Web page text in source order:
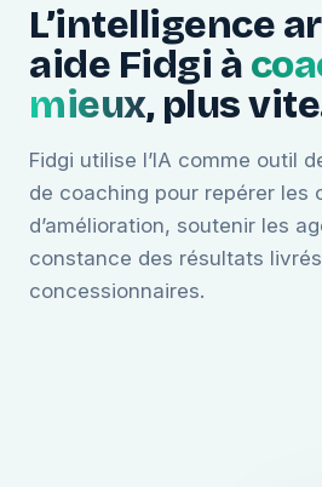
L’intelligence
aide Fidgi à
mieux, plus
Fidgi utilise l’IA comme outil
de coaching pour repérer les
d’amélioration, soutenir les
constance des résultats
concessionnaires.